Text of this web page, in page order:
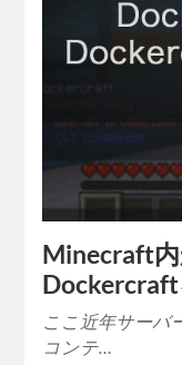
Minecraft
ここ近年サーバ
コンテ…